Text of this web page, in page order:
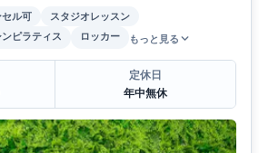
ル可
スタジオレッスン
ピラティス ロッカー もっと見る
定休日
年中無休